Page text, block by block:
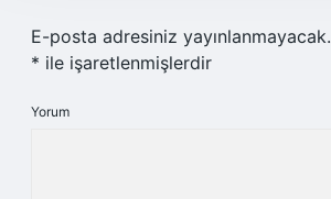
E-posta adresiniz yayınlanmayacak.
* ile işaretlenmişlerdir
Yorum